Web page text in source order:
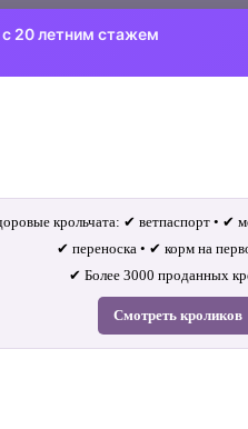
с 20 летним стажем
крольчата: ✔ ветпаспорт • ✔
✔ переноска • ✔ корм на
✔ Более 3000 проданных
Смотреть кроликов